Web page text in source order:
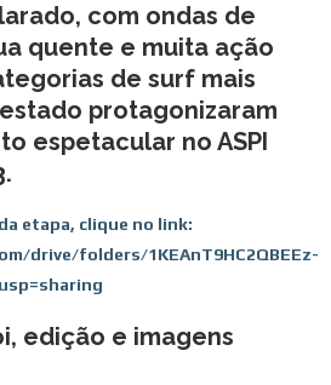
com ondas de
quente e muita ação
de surf mais
protagonizaram
espetacular no ASPI
etapa, clique no link:
drive/folders/1KEAnT9HC2QBEEz-
edição e imagens